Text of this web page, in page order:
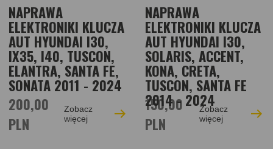
NAPRAWA
ELEKTRONIKI KLUCZA
AUT HYUNDAI I30,
IX35, I40, TUSCON,
ELANTRA, SANTA FE,
SONATA 2011 - 2024
200,00
PLN
Zobacz
więcej
NAPRAWA
ELEKTRONIKI KLUCZA
AUT HYUNDAI I30,
SOLARIS, ACCENT,
KONA, CRETA,
TUSCON, SANTA FE
2014 - 2024
150,00
PLN
Zobacz
więcej